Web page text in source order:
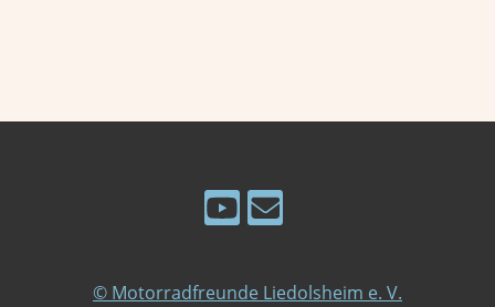
© Motorradfreunde Liedolsheim e. V.